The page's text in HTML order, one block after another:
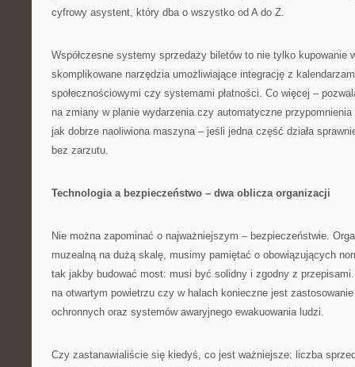
cyfrowy asystent, który dba o wszystko od A do Z.
Współczesne systemy sprzedaży biletów to nie tylko kupowanie
skomplikowane narzędzia umożliwiające integrację z
społecznościowymi czy systemami płatności. Co więcej –
na zmiany w planie wydarzenia czy automatyczne
jak dobrze naoliwiona maszyna – jeśli jedna część działa
bez zarzutu.
Technologia a bezpieczeństwo – dwa oblicza organizacji
Nie można zapominać o najważniejszym – bezpieczeństwie.
muzealną na dużą skalę, musimy pamiętać o obowiązujących
tak jakby budować most: musi być solidny i zgodny z
na otwartym powietrzu czy w halach konieczne jest
ochronnych oraz systemów awaryjnego ewakuowania ludzi.
Czy zastanawialiście się kiedyś, co jest ważniejsze: liczba